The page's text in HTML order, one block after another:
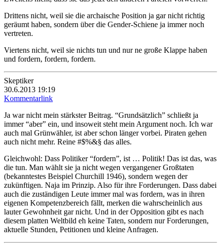
Drittens nicht, weil sie die archaische Position ja gar nicht richtig
geräumt haben, sondern über die Gender-Schiene ja immer noch
vertreten.
Viertens nicht, weil sie nichts tun und nur ne große Klappe haben
und fordern, fordern, fordern.
Skeptiker
30.6.2013 19:19
Kommentarlink
Ja war nicht mein stärkster Beitrag. “Grundsätzlich” schließt ja
immer “aber” ein, und insoweit steht mein Argument noch. Ich war
auch mal Grünwähler, ist aber schon länger vorbei. Piraten gehen
auch nicht mehr. Reine #$%&§ das alles.
Gleichwohl: Dass Politiker “fordern”, ist … Politik! Das ist das, was
die tun. Man wählt sie ja nicht wegen vergangener Großtaten
(bekanntestes Beispiel Churchill 1946), sondern wegen der
zukünftigen. Naja im Prinzip. Also für ihre Forderungen. Dass dabei
auch die zuständigen Leute immer mal was fordern, was in ihren
eigenen Kompetenzbereich fällt, merken die wahrscheinlich aus
lauter Gewohnheit gar nicht. Und in der Opposition gibt es nach
diesem platten Weltbild eh keine Taten, sondern nur Forderungen,
aktuelle Stunden, Petitionen und kleine Anfragen.